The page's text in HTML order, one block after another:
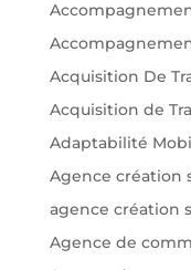
Acquisition De
Acquisition de
Adaptabilité
Agence création
agence création
Agence de